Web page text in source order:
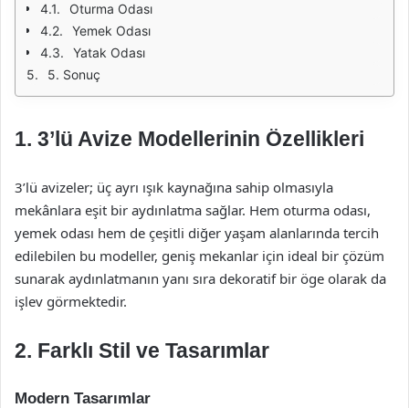
Oturma Odası
Yemek Odası
Yatak Odası
5. Sonuç
1. 3’lü Avize Modellerinin Özellikleri
3’lü avizeler; üç ayrı ışık kaynağına sahip olmasıyla
mekânlara eşit bir aydınlatma sağlar. Hem oturma odası,
yemek odası hem de çeşitli diğer yaşam alanlarında tercih
edilebilen bu modeller, geniş mekanlar için ideal bir çözüm
sunarak aydınlatmanın yanı sıra dekoratif bir öge olarak da
işlev görmektedir.
2. Farklı Stil ve Tasarımlar
Modern Tasarımlar